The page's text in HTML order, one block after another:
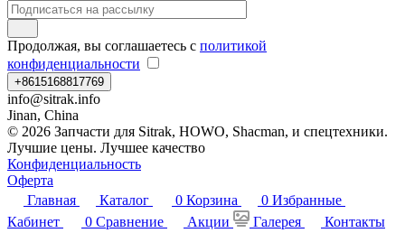
Продолжая, вы соглашаетесь с политикой
конфиденциальности
+8615168817769
info@sitrak.info
Jinan, China
© 2026 Запчасти для Sitrak, HOWO, Shacman, и спецтехники.
Лучшие цены. Лучшее качество
Конфиденциальность
Оферта
Главная
Каталог 0 Корзина 0 Избранные
Кабинет
0 Сравнение Акции Галерея Контакты